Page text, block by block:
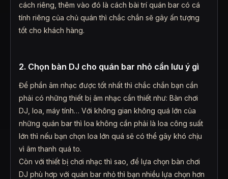
cách riêng, thêm vào đó là cách bài trí quán bar có cá
tính riêng của chủ quán thì chắc chắn sẽ gây ấn tượng
tốt cho khách hàng.
2. Chọn bàn DJ cho quán bar nhỏ cần lưu ý gì
Để phần âm nhạc được tốt nhất thì chắc chắn bạn cần
phải có những thiết bị âm nhạc cần thiết như: Bàn chơi
DJ, loa, máy tính… Với không gian không quá lớn của
những quán bar thì loa không cần phải là loa công suất
lớn thì nếu bạn chọn loa lớn quá sẽ có thể gây khó chịu
vì âm thanh quá to.
Còn với thiết bị chơi nhạc thì sao, để lựa chọn bàn chơi
DJ phù hơp với quán bar nhỏ thì bạn nhiều lựa chọn hơn